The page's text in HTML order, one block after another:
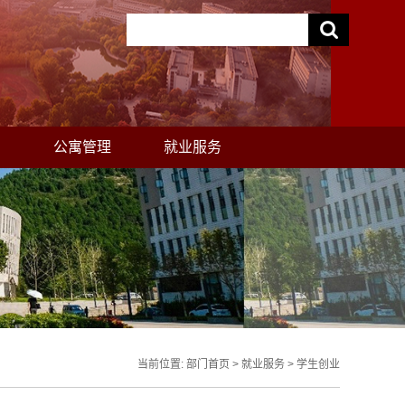
公寓管理 就业服务
当前位置: 部门首页 > 就业服务 > 学生创业